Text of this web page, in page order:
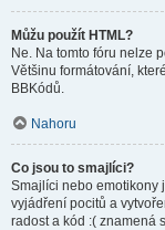
Můžu použít HTML?
Ne. Na tomto fóru nelze
Většinu formátování,
BBKódů.
Nahoru
Co jsou to smajlíci?
Smajlíci nebo emotikony
vyjádření pocitů a
radost a kód :( znamená